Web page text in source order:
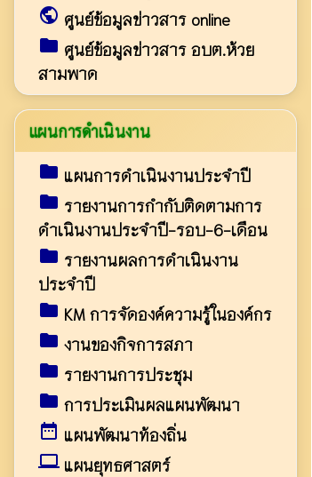
public ศูนย์ข้อมูลข่าวสาร online
folder ศูนย์ข้อมูลข่าวสาร อบต.ห้วย
สามพาด
แผนการดำเนินงาน
folder แผนการดำเนินงานประจำปี
folder รายงานการกำกับติดตามการ
ดำเนินงานประจำปี-รอบ-6-เดือน
folder รายงานผลการดำเนินงาน
ประจำปี
folder KM การจัดองค์ความรู้ในองค์กร
folder งานของกิจการสภา
folder รายงานการประชุม
folder การประเมินผลแผนพัฒนา
date_range แผนพัฒนาท้องถิ่น
laptop แผนยุทธศาสตร์